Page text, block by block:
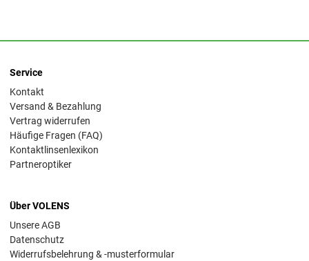
Service
Kontakt
Versand & Bezahlung
Vertrag widerrufen
Häufige Fragen (FAQ)
Kontaktlinsenlexikon
Partneroptiker
Über VOLENS
Unsere AGB
Datenschutz
Widerrufsbelehrung & -musterformular